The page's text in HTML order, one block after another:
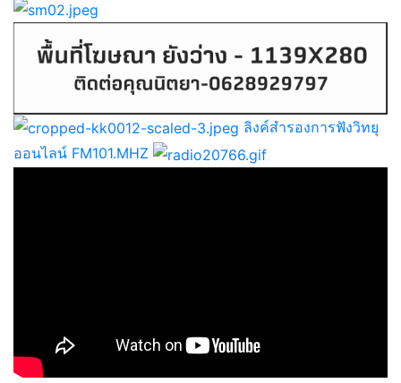
ลิงค์สำรองการฟังวิทยุ
ออนไลน์ FM101.MHZ